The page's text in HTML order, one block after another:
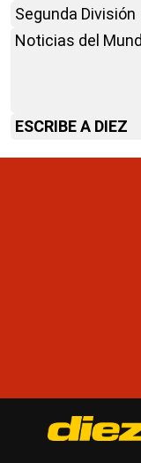
Segunda División
Noticias del
ESCRIBE A DIEZ